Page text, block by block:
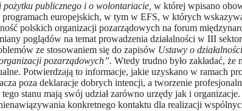
pożytku publicznego i o wolontariacie, w której wpisano
europejskich, w tym w EFS, w których
polskich organizacji pozarządowych na forum
poglądów na temat prowadzenia działalności w III
ze stosowaniem się do zapisów Ustawy o
pozarządowych”. Wtedy trudno było zakładać,
Potwierdzają to informacje, jakie uzyskano w ramach
poza deklaracje dobrych intencji, a tworzenie
stanu mają swój udział zarówno urzędy jak i
konkretnego kontaktu dla realizacji